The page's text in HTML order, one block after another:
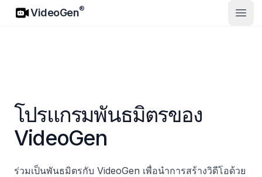
VideoGen
VideoGen®
เปิดเ
โปรแกรมพันธมิตรของ
VideoGen
ร่วมเป็นพันธมิตรกับ VideoGen เพื่อนำการสร้างวิดีโอด้วย